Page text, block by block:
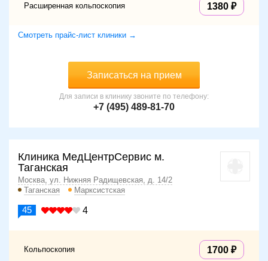
Расширенная кольпоскопия 1380
Смотреть прайс-лист клиники →
Записаться на прием
Для записи в клинику звоните по телефону:
+7 (495) 489-81-70
Клиника МедЦентрСервис м.
Таганская
Москва, ул. Нижняя Радищевская, д. 14/2
Таганская
Марксистская
45 4
Кольпоскопия 1700